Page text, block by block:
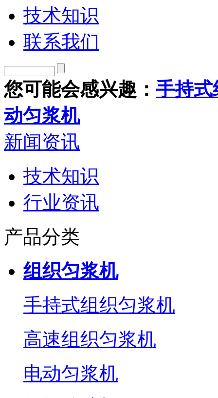
技术知识
联系我们
您可能会感兴趣： 手持式
动匀浆机
新闻资讯
技术知识
行业资讯
产品分类
组织匀浆机
手持式组织匀浆机
高速组织匀浆机
电动匀浆机